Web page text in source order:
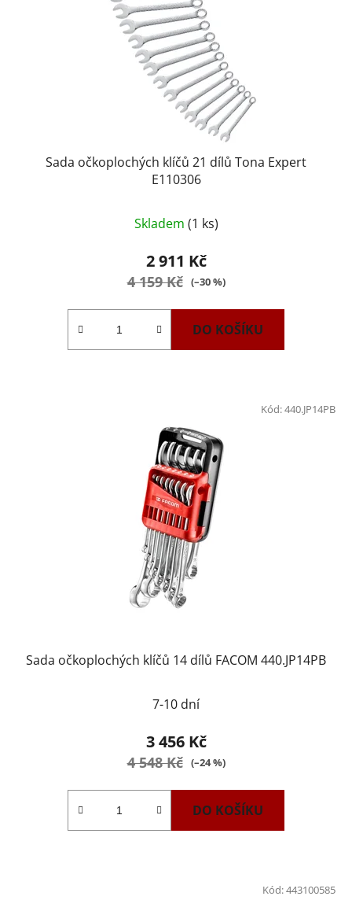
Sada očkoplochých klíčů 21 dílů Tona Expert
E110306
Skladem (1 ks)
2 911 Kč
4 159 Kč (–30 %)
DO KOŠÍKU
Sada očkoplochých klíčů 14 dílů FACOM 440.JP14PB
7-10 dní
3 456 Kč
4 548 Kč (–24 %)
DO KOŠÍKU
Kód:440.JP14PB
Kód:443100585